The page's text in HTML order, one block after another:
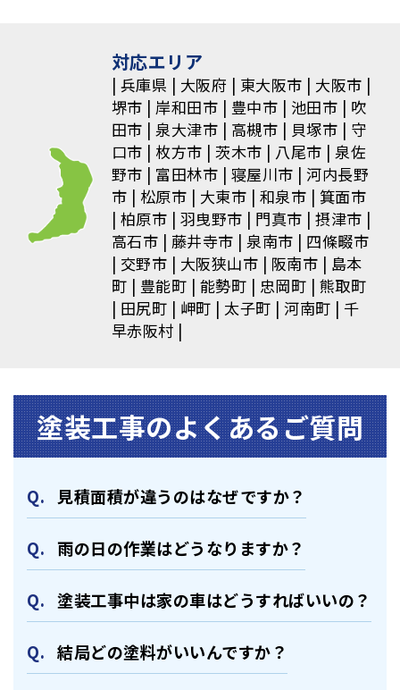
対応エリア
兵庫県 大阪府 東大阪市
大阪市
堺市
岸和田市 豊中市 池田市
吹
田市
泉大津市 高槻市 貝塚市
守
口市
枚方市 茨木市 八尾市
泉佐
野市
富田林市 寝屋川市
河内長野
市
松原市 大東市 和泉市 箕面市
柏原市 羽曳野市 門真市
摂津市
高石市
藤井寺市 泉南市
四條畷市
交野市
大阪狭山市 阪南市
島本
町
豊能町 能勢町 忠岡町 熊取町
田尻町
岬町 太子町 河南町
千
早赤阪村
塗装⼯事のよくあるご質問
⾒積⾯積が違うのはなぜですか？
⾬の日の作業はどうなりますか？
塗装⼯事中は家の⾞はどうすればいいの？
結局どの塗料がいいんですか？